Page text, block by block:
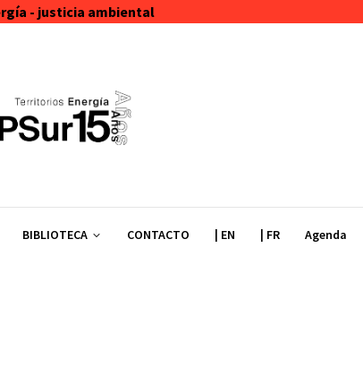
- justicia ambiental
BIBLIOTECA CONTACTO | EN | FR Agenda